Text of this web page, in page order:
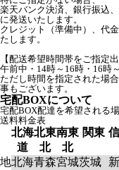
楽天バンク決済、銀行振込
に発送いたします。
クレジット（準備中）、代
たします。
【配送希望時間帯をご指定出
午前中・14時～16時・16時
ただし時間を指定された場
事もございます。
宅配BOXについて
宅配BOX配達を希望される場
送料料金表
北海
道
北東
北
南東
北
関東
地北海青森宮城茨城